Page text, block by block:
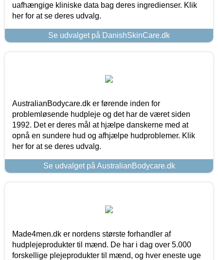
uafhængige kliniske data bag deres ingredienser. Klik
her for at se deres udvalg.
Se udvalget på DanishSkinCare.dk
AustralianBodycare.dk er førende inden for
problemløsende hudpleje og det har de været siden
1992. Det er deres mål at hjælpe danskerne med at
opnå en sundere hud og afhjælpe hudproblemer. Klik
her for at se deres udvalg.
Se udvalget på AustralianBodycare.dk
Made4men.dk er nordens største forhandler af
hudplejeprodukter til mænd. De har i dag over 5.000
forskellige plejeprodukter til mænd, og hver eneste uge